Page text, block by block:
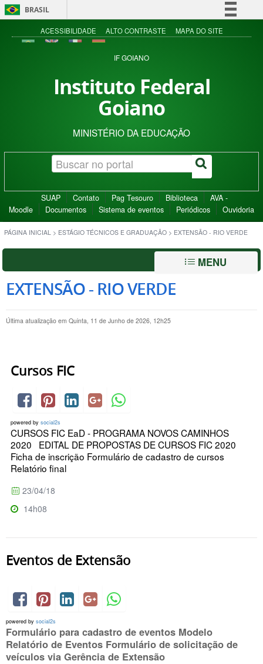
BRASIL
Simplifique!
Acesso à informação
ACESSIBILIDADE ALTO CONTRASTE MAPA DO SITE
IF GOIANO
Instituto Federal
Goiano
MINISTÉRIO DA EDUCAÇÃO
SUAP Contato Pag Tesouro Biblioteca
AVA -
Moodle
Documentos Sistema de eventos Periódicos Ouvidoria
PÁGINA INICIAL > ESTÁGIO TÉCNICOS E GRADUAÇÃO > EXTENSÃO - RIO VERDE
MENU
EXTENSÃO - RIO VERDE
Última atualização em Quinta, 11 de Junho de 2026, 12h25
Cursos FIC
powered by social2s
CURSOS FIC EaD - PROGRAMA NOVOS CAMINHOS
2020 EDITAL DE PROPOSTAS DE CURSOS FIC 2020
Ficha de inscrição Formulário de cadastro de cursos
Relatório final
23/04/18
14h08
Eventos de Extensão
powered by social2s
Formulário para cadastro de eventos Modelo
Relatório de Eventos Formulário de solicitação de
veículos via Gerência de Extensão